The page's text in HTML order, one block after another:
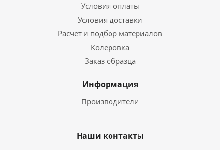
Условия оплаты
Условия доставки
Расчет и подбор материалов
Колеровка
Заказ образца
Информация
Производители
Наши контакты